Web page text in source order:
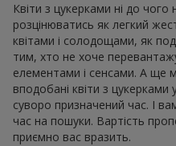
Квіти з цукерками ні до
розцінюватись як легкий
квітами і солодощами, як
тим, хто не хоче
елементами і сенсами. А
вподобані квіти з
суворо призначений час. І
час на пошуки. Вартість
приємно вас вразить.